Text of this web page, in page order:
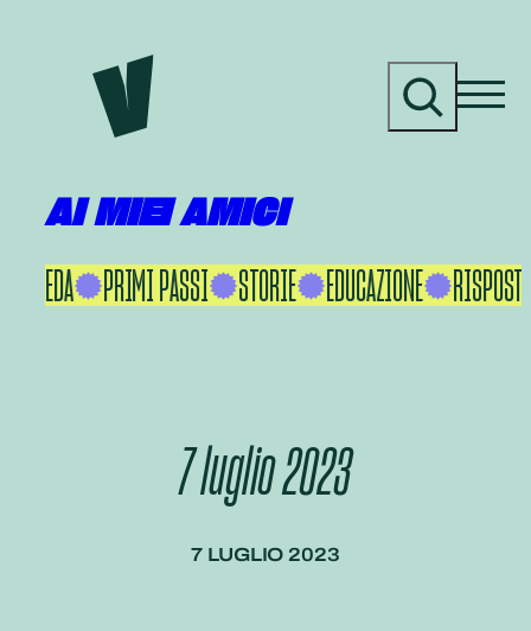
contenuto
r
AI MIEI AMICI
IKEDA PRIMI PASSI STORIE EDUCAZIONE
7 luglio 2023
7 LUGLIO 2023